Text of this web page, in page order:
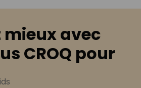
mieux avec
CROQ pour